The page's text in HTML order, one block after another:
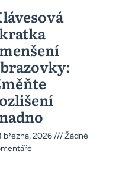
března, 2026
Žádné